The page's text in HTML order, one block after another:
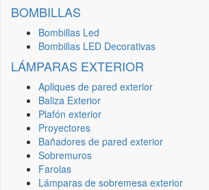
BOMBILLAS
Bombillas Led
Bombillas LED Decorativas
LÁMPARAS EXTERIOR
Apliques de pared exterior
Baliza Exterior
Plafón exterior
Proyectores
Bañadores de pared exterior
Sobremuros
Farolas
Lámparas de sobremesa exterior